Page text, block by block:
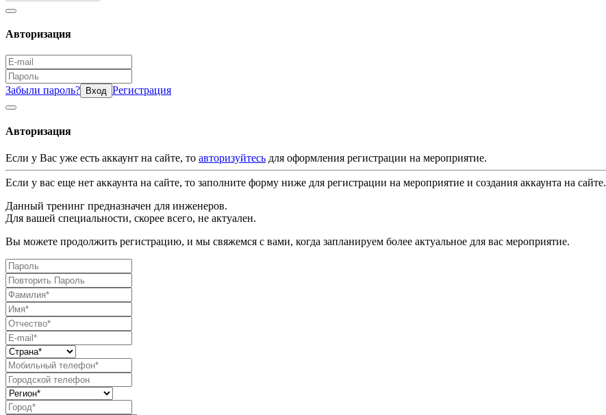
Авторизация
Забыли пароль? Вход Регистрация
Авторизация
Если у Вас уже есть аккаунт на сайте, то авторизуйтесь для оформления регистрации на мероприятие.
Если у вас еще нет аккаунта на сайте, то заполните форму ниже для регистрации на мероприятие и создания аккаунта на сайте.
Данный тренинг предназначен для инженеров.
Для вашей специальности, скорее всего, не актуален.
Вы можете продолжить регистрацию, и мы свяжемся с вами, когда запланируем более актуальное для вас мероприятие.